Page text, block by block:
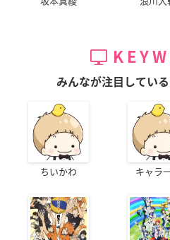
みんなが注目してい
ちいかわ キャラ